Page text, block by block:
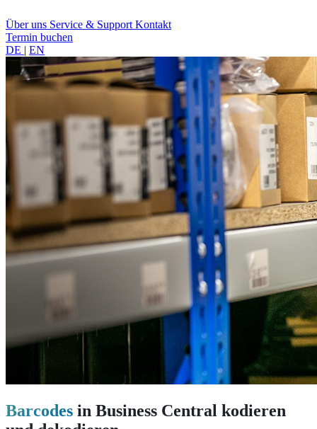
Über uns Service & SupportKontakt
Termin buchen
DE | EN
Barcodes in Business Central kodieren